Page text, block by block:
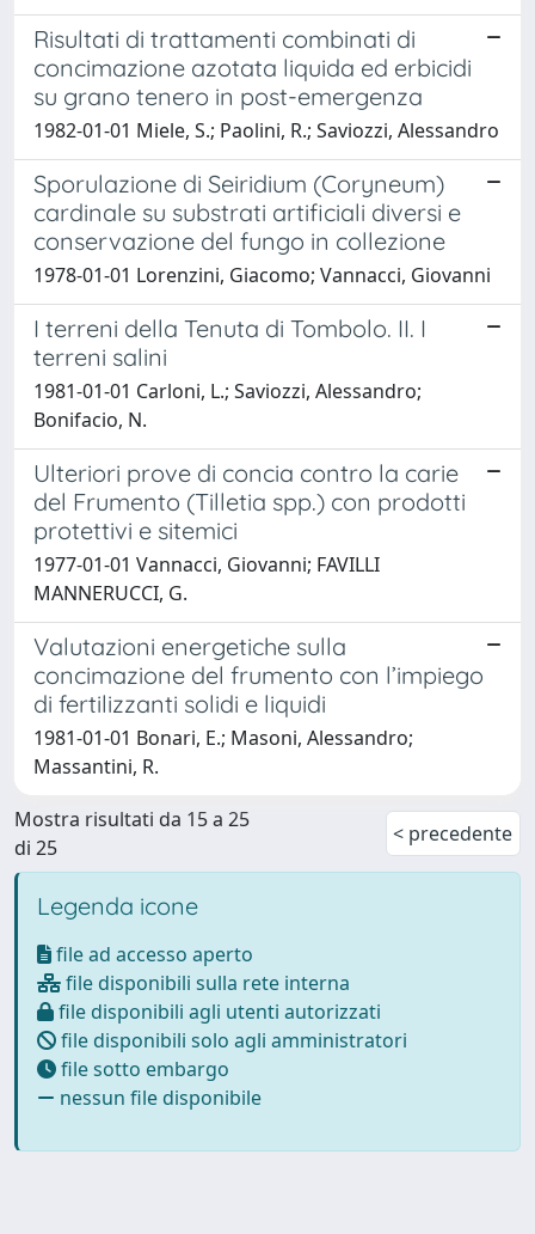
Risultati di trattamenti combinati di
concimazione azotata liquida ed erbicidi
su grano tenero in post-emergenza
1982-01-01 Miele, S.; Paolini, R.; Saviozzi, Alessandro
Sporulazione di Seiridium (Coryneum)
cardinale su substrati artificiali diversi e
conservazione del fungo in collezione
1978-01-01 Lorenzini, Giacomo; Vannacci, Giovanni
I terreni della Tenuta di Tombolo. II. I
terreni salini
1981-01-01 Carloni, L.; Saviozzi, Alessandro;
Bonifacio, N.
Ulteriori prove di concia contro la carie
del Frumento (Tilletia spp.) con prodotti
protettivi e sitemici
1977-01-01 Vannacci, Giovanni; FAVILLI
MANNERUCCI, G.
Valutazioni energetiche sulla
concimazione del frumento con l’impiego
di fertilizzanti solidi e liquidi
1981-01-01 Bonari, E.; Masoni, Alessandro;
Massantini, R.
Mostra risultati da 15 a 25
di 25
< precedente
Legenda icone
file ad accesso aperto
file disponibili sulla rete interna
file disponibili agli utenti autorizzati
file disponibili solo agli amministratori
file sotto embargo
nessun file disponibile